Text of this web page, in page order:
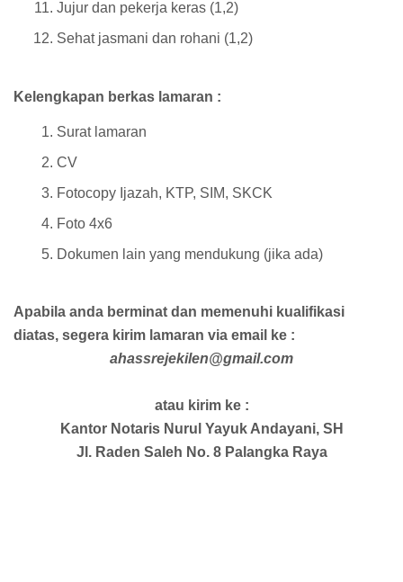
Jujur dan pekerja keras (1,2)
Sehat jasmani dan rohani (1,2)
Kelengkapan berkas lamaran :
Surat lamaran
CV
Fotocopy Ijazah, KTP, SIM, SKCK
Foto 4x6
Dokumen lain yang mendukung (jika ada)
Apabila anda berminat dan memenuhi kualifikasi
diatas, segera kirim lamaran via email ke :
ahassrejekilen@gmail.com
atau kirim ke :
Kantor Notaris Nurul Yayuk Andayani, SH
Jl. Raden Saleh No. 8 Palangka Raya